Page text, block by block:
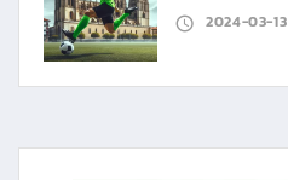
2024-03-13